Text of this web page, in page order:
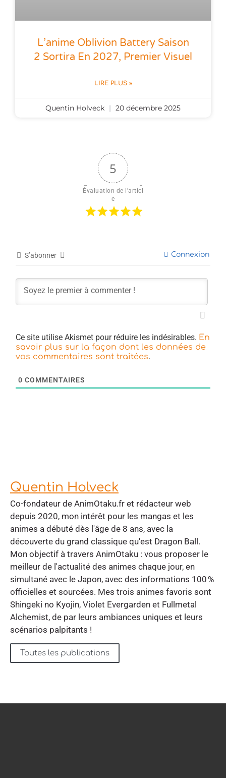
L’anime Oblivion Battery Saison
2 Sortira En 2027, Premier Visuel
LIRE PLUS »
Quentin Holveck 20 décembre 2025
5
Évaluation de l'articl
e
S’abonner Connexion
Ce site utilise Akismet pour réduire les indésirables. En
savoir plus sur la façon dont les données de
vos commentaires sont traitées.
0 COMMENTAIRES
Quentin Holveck
Co-fondateur de AnimOtaku.fr et rédacteur web
depuis 2020, mon intérêt pour les mangas et les
animes a débuté dès l'âge de 8 ans, avec la
découverte du grand classique qu'est Dragon Ball.
Mon objectif à travers AnimOtaku : vous proposer le
meilleur de l'actualité des animes chaque jour, en
simultané avec le Japon, avec des informations 100 %
officielles et sourcées. Mes trois animes favoris sont
Shingeki no Kyojin, Violet Evergarden et Fullmetal
Alchemist, de par leurs ambiances uniques et leurs
scénarios palpitants !
Toutes les publications